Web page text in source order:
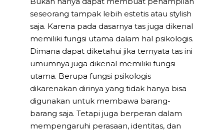
seseorang tampak lebih estetis atau stylish
saja. Karena pada dasarnya tas juga dikenal
memiliki fungsi utama dalam hal psikologis.
Dimana dapat diketahui jika ternyata tas ini
umumnya juga dikenal memiliki fungsi
utama. Berupa fungsi psikologis
dikarenakan dirinya yang tidak hanya bisa
digunakan untuk membawa barang-
barang saja. Tetapi juga berperan dalam
mempengaruhi perasaan, identitas, dan